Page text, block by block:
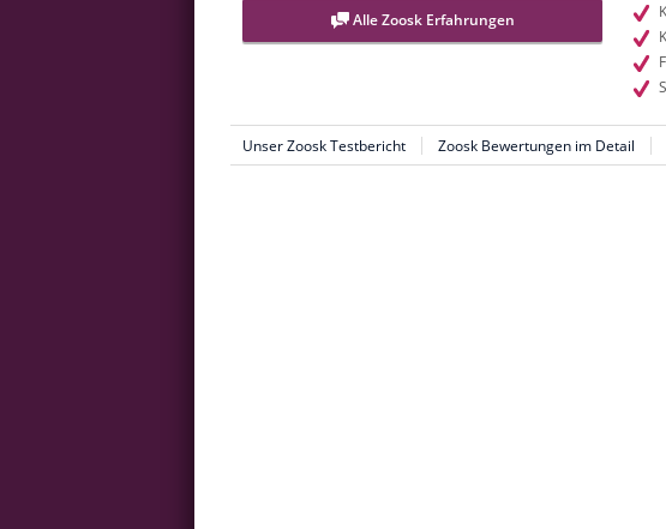
Alle Zoosk Erfahrungen
Unser Zoosk Testbericht Zoosk Bewertungen im Detail